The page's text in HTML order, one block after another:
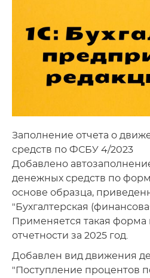
Заполнение отчета о
средств по ФСБУ 4/2023
Добавлено
денежных средств по
основе образца,
"Бухгалтерская
Применяется такая форма
отчетности за 2025 год.
Добавлен вид движения
"Поступление процентов